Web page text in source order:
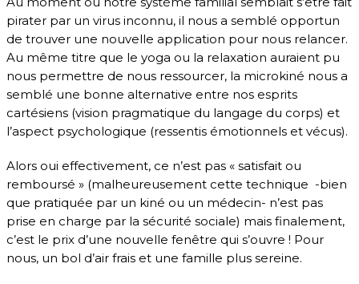
pirater par un virus inconnu, il nous a semblé opportun
de trouver une nouvelle application pour nous relancer.
Au même titre que le yoga ou la relaxation auraient pu
nous permettre de nous ressourcer, la microkiné nous a
semblé une bonne alternative entre nos esprits
cartésiens (vision pragmatique du langage du corps) et
l’aspect psychologique (ressentis émotionnels et vécus).
Alors oui effectivement, ce n’est pas « satisfait ou
remboursé » (malheureusement cette technique -bien
que pratiquée par un kiné ou un médecin- n’est pas
prise en charge par la sécurité sociale) mais finalement,
c’est le prix d’une nouvelle fenêtre qui s’ouvre ! Pour
nous, un bol d’air frais et une famille plus sereine.